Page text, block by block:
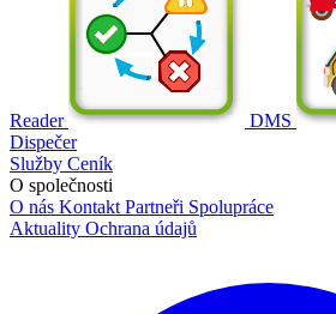
Reader
DMS
Dispečer
Služby Ceník
O společnosti
O nás Kontakt Partneři Spolupráce
Aktuality Ochrana údajů